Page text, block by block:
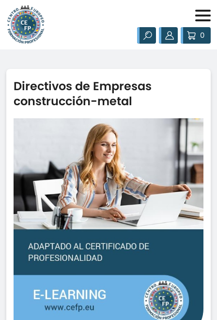
0
Directivos de Empresas
construcción-metal